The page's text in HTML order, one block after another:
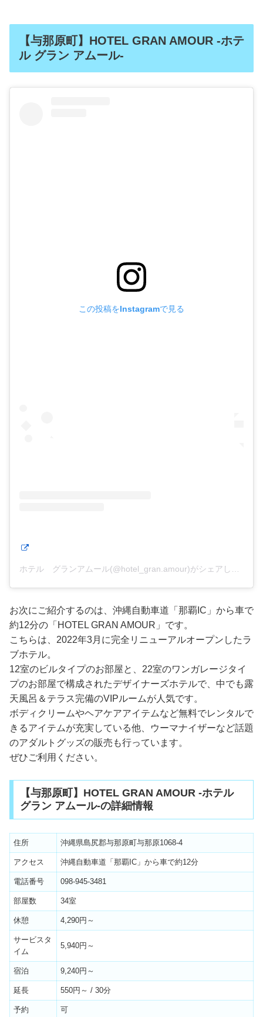
【与那原町】HOTEL GRAN AMOUR -ホテ
ル グラン アムール-
この投稿をInstagramで見る
ホテル グランアムール(@hotel_gran.amour)がシェアした投稿
お次にご紹介するのは、沖縄自動車道「那覇IC」から車で
約12分の「HOTEL GRAN AMOUR」です。
こちらは、2022年3月に完全リニューアルオープンしたラ
ブホテル。
12室のビルタイプのお部屋と、22室のワンガレージタイ
プのお部屋で構成されたデザイナーズホテルで、中でも露
天風呂＆テラス完備のVIPルームが人気です。
ボディクリームやヘアケアアイテムなど無料でレンタルで
きるアイテムが充実している他、ウーマナイザーなど話題
のアダルトグッズの販売も行っています。
ぜひご利用ください。
【与那原町】HOTEL GRAN AMOUR -ホテル
グラン アムール-の詳細情報
住所 沖縄県島尻郡与那原町与那原1068-4
アクセス 沖縄自動車道「那覇IC」から車で約12分
電話番号 098-945-3481
部屋数 34室
休憩 4,290円～
サービスタ
イム
5,940円～
宿泊 9,240円～
延長 550円～ / 30分
予約 可